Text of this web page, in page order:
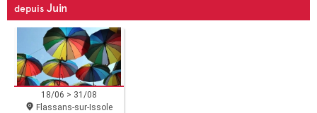
depuis Juin
18/06 > 31/08
Flassans-sur-Issole